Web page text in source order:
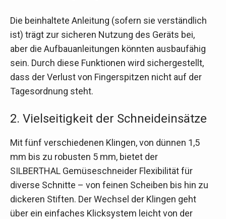
Die beinhaltete Anleitung (sofern sie verständlich
ist) trägt zur sicheren Nutzung des Geräts bei,
aber die Aufbauanleitungen könnten ausbaufähig
sein. Durch diese Funktionen wird sichergestellt,
dass der Verlust von Fingerspitzen nicht auf der
Tagesordnung steht.
2. Vielseitigkeit der Schneideinsätze
Mit fünf verschiedenen Klingen, von dünnen 1,5
mm bis zu robusten 5 mm, bietet der
SILBERTHAL Gemüseschneider Flexibilität für
diverse Schnitte – von feinen Scheiben bis hin zu
dickeren Stiften. Der Wechsel der Klingen geht
über ein einfaches Klicksystem leicht von der